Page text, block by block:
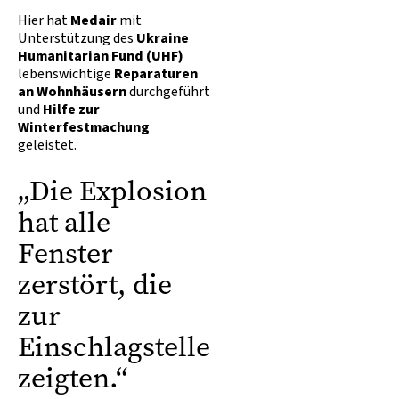
Hier hatMedairmit
Unterstützung des Ukraine
Humanitarian Fund (UHF)
lebenswichtige Reparaturen
an Wohnhäuserndurchgeführt
undHilfe zur
Winterfestmachung
geleistet.
„Die Explosion
hat alle
Fenster
zerstört, die
zur
Einschlagstelle
zeigten.“